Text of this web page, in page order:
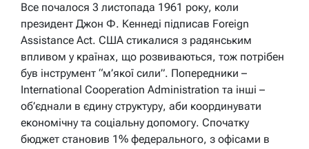
Все почалося 3 листопада 1961 року, коли
президент Джон Ф. Кеннеді підписав Foreign
Assistance Act. США стикалися з радянським
впливом у країнах, що розвиваються, тож потрібен
був інструмент “м’якої сили”. Попередники –
International Cooperation Administration та інші –
об’єднали в єдину структуру, аби координувати
економічну та соціальну допомогу. Спочатку
бюджет становив 1% федерального, з офісами в